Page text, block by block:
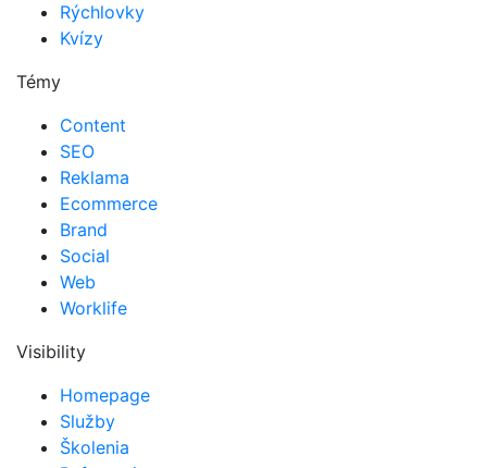
Rýchlovky
Kvízy
Témy
Content
SEO
Reklama
Ecommerce
Brand
Social
Web
Worklife
Visibility
Homepage
Služby
Školenia